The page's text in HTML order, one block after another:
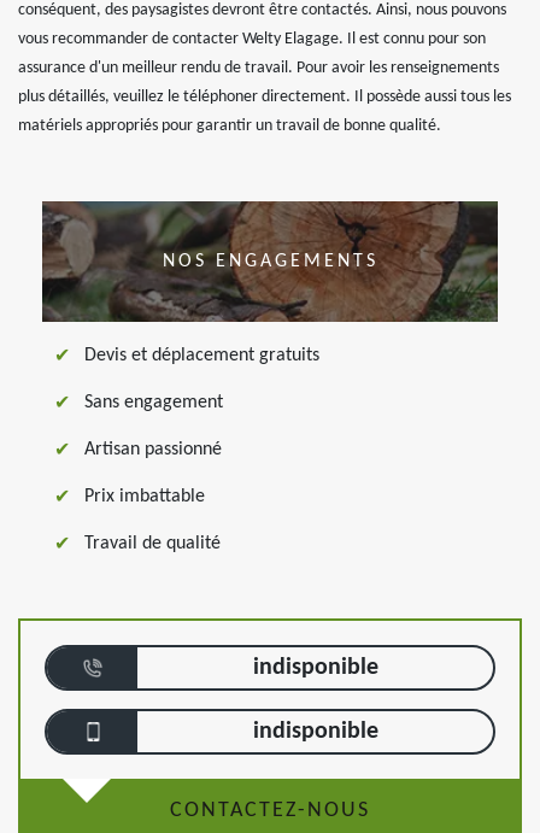
conséquent, des paysagistes devront être contactés. Ainsi, nous pouvons
vous recommander de contacter Welty Elagage. Il est connu pour son
assurance d'un meilleur rendu de travail. Pour avoir les renseignements
plus détaillés, veuillez le téléphoner directement. Il possède aussi tous les
matériels appropriés pour garantir un travail de bonne qualité.
NOS ENGAGEMENTS
Devis et déplacement gratuits
Sans engagement
Artisan passionné
Prix imbattable
Travail de qualité
indisponible
indisponible
CONTACTEZ-NOUS